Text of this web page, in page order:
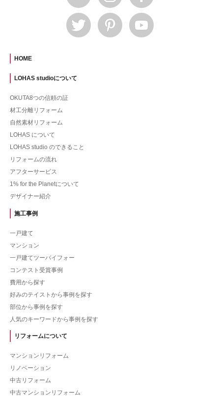
HOME
LOHAS studioについて
OKUTA8つの信頼の証
材工分離リフォーム
自然素材リフォーム
LOHAS について
LOHAS studio のできること
リフォームの流れ
アフターサービス
1% for the Planetについて
デザイナー紹介
施工事例
一戸建て
マンション
一戸建てツーバイフォー
コンテスト受賞事例
費用から探す
好みのテイストから事例を探す
部位から事例を探す
人気のキーワードから事例を探す
リフォームについて
マンションリフォーム
リノベーション
中古リフォーム
中古マンションリフォーム